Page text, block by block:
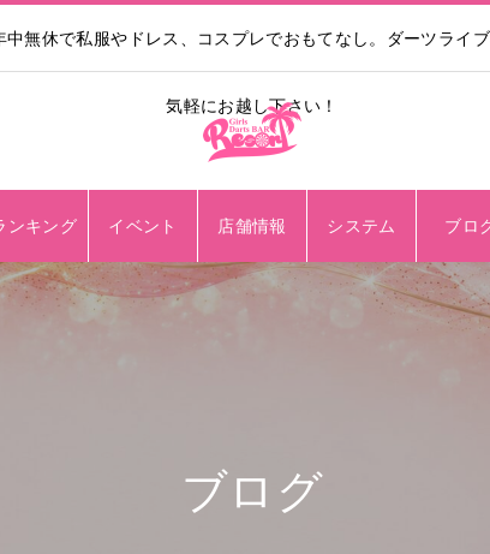
無休で私服やドレス、コスプレでおもてなし。ダーツライ
気軽にお越し下さい！
ンキング イベント 店舗情報 システム ブロ
ブログ